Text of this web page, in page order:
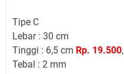
Tipe C
Lebar : 30 cm
Tinggi : 6,5 cm Rp. 19.500
Tebal : 2 mm